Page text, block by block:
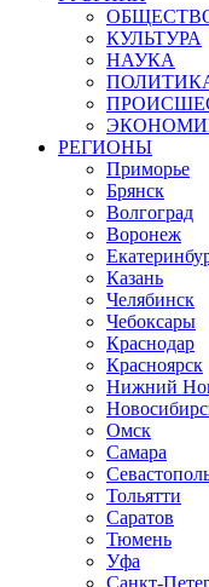
КУЛЬТУРА
НАУКА
РЕГИОНЫ
Приморье
Брянск
Волгоград
Воронеж
Казань
Челябинск
Чебоксары
Краснодар
Красноярск
Нижний
Омск
Самара
Тольятти
Саратов
Тюмень
Уфа
Санкт-